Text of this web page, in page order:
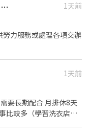
徵油漆工程裝潢場師父半技學徒（中餐自理）
1天前
勞力服務或處理各項交辦
1天前
配合 月排休8天